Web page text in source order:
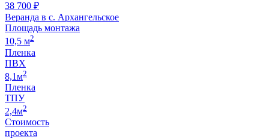
38 700 ₽
Веранда в с. Архангельское
Площадь монтажа
10,5 м2
Пленка
ПВХ
8,1м2
Пленка
ТПУ
2,4м2
Стоимость
проекта